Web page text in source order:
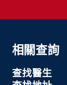
相關查詢
查找醫生